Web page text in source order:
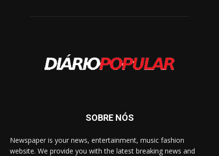
SOBRE NÓS
Newspaper is your news, entertainment, music fashion
website. We provide you with the latest breaking news and